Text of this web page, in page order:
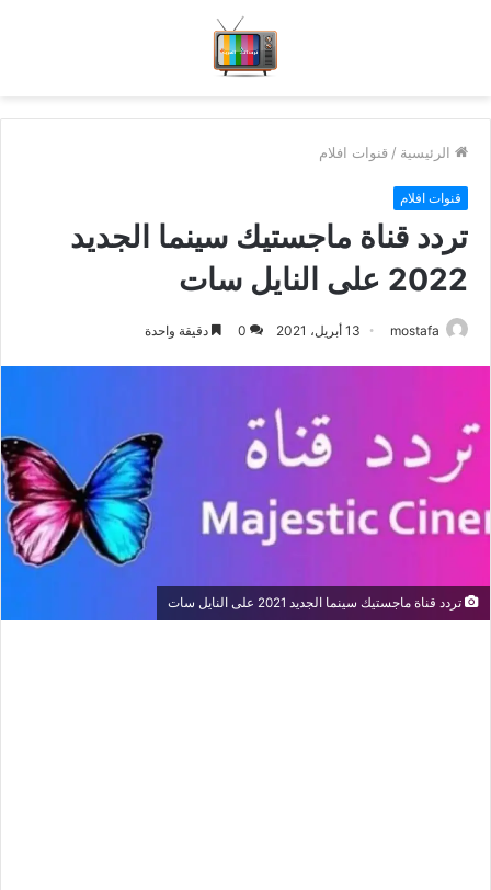
الرئيسية / قنوات افلام
قنوات افلام
تردد قناة ماجستيك سينما الجديد
2022 على النايل سات
mostafa 13 أبريل، 2021 0 دقيقة واحدة
تردد قناة ماجستيك سينما الجديد 2021 على النايل سات